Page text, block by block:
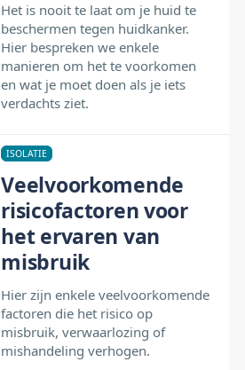
Het is nooit te laat om je huid te
beschermen tegen huidkanker.
Hier bespreken we enkele
manieren om het te voorkomen
en wat je moet doen als je iets
verdachts ziet.
ISOLATIE
Veelvoorkomende
risicofactoren voor
het ervaren van
misbruik
Hier zijn enkele veelvoorkomende
factoren die het risico op
misbruik, verwaarlozing of
mishandeling verhogen.